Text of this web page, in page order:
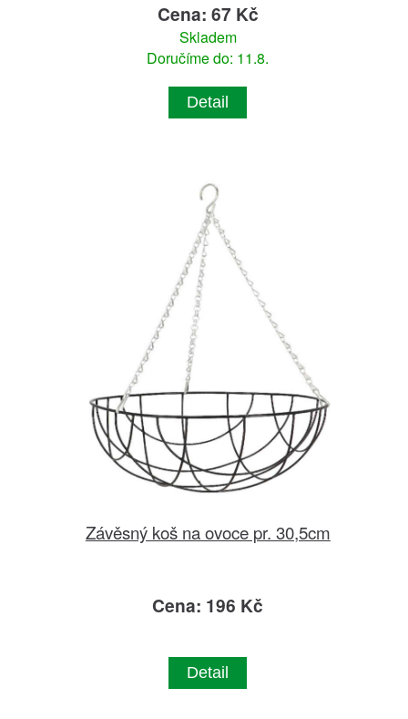
Cena: 67 Kč
Skladem
Doručíme do: 11.8.
Detail
Závěsný koš na ovoce pr. 30,5cm
Cena: 196 Kč
Detail